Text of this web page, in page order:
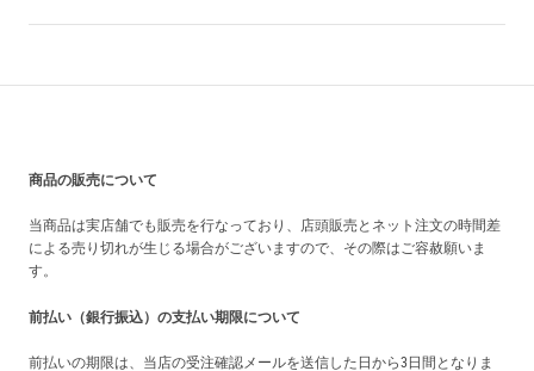
商品の販売について
当商品は実店舗でも販売を行なっており、店頭販売とネット注文の時間差
による売り切れが生じる場合がございますので、その際はご容赦願いま
す。
前払い（銀行振込）の支払い期限について
前払いの期限は、当店の受注確認メールを送信した日から3日間となりま